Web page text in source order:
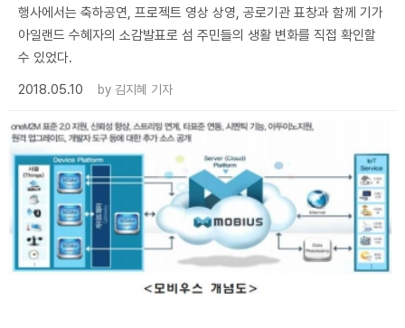
행사에서는 축하공연, 프로젝트 영상 상영, 공로기관 표창과 함께 기가
아일랜드 수혜자의 소감발표로 섬 주민들의 생활 변화를 직접 확인할
수 있었다.
2018.05.10
by 김지혜 기자